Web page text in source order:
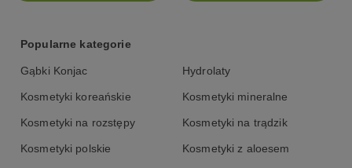
Sodium Phosphate, Limonene, Linalool, Citral, Eugenol.
Popularne kategorie
Gąbki Konjac Hydrolaty
Kosmetyki koreańskie Kosmetyki mineralne
Kosmetyki na rozstępy Kosmetyki na trądzik
Kosmetyki polskie Kosmetyki z aloesem